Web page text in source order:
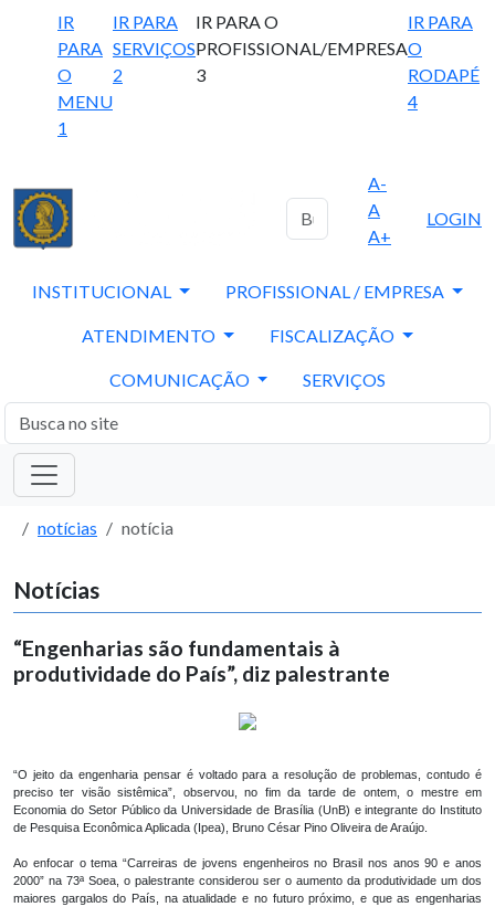
IR
PARA
O
MENU
1
IR PARA
SERVIÇOS
2
IR PARA O
PROFISSIONAL/EMPRESA
3
IR PARA
O
RODAPÉ
4
A-
A
A+
LOGIN
INSTITUCIONAL PROFISSIONAL / EMPRESA
ATENDIMENTO FISCALIZAÇÃO
COMUNICAÇÃO SERVIÇOS
notícias notícia
Notícias
“Engenharias são fundamentais à
produtividade do País”, diz palestrante
“O jeito da engenharia pensar é voltado para a resolução de problemas, contudo é
preciso ter visão sistêmica”, observou, no fim da tarde de ontem, o mestre em
Economia do Setor Público da Universidade de Brasília (UnB) e integrante do Instituto
de Pesquisa Econômica Aplicada (Ipea), Bruno César Pino Oliveira de Araújo.
Ao enfocar o tema “Carreiras de jovens engenheiros no Brasil nos anos 90 e anos
2000” na 73ª Soea, o palestrante considerou ser o aumento da produtividade um dos
maiores gargalos do País, na atualidade e no futuro próximo, e que as engenharias